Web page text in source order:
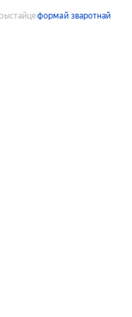
формай зваротнай